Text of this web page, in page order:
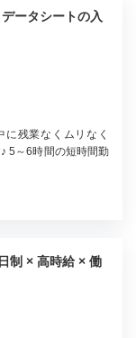
ータシートの入
なくムリなく
5～6時間の短時間勤
制 × 高時給 × 働